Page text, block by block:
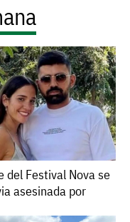
del Festival Nova se
asesinada por